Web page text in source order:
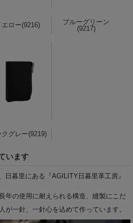
エロー(9216)
ブルーグリーン
(9217)
クグレー(9219)
います
日暮里にある『AGILITY日暮里革工房 』
年の使用に耐えられる構造、縫製にこだ
が一針、一針心を込めて作っています。